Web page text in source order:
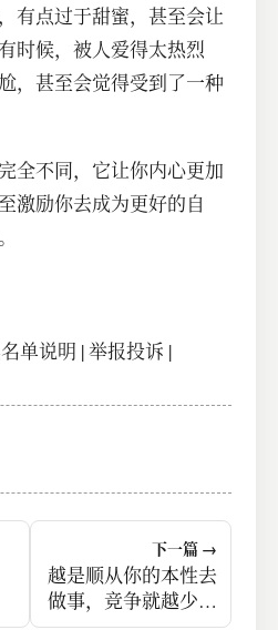
有点过于甜蜜，甚至会让
时候，被人爱得太热烈
，甚至会觉得受到了一种
全不同，它让你内心更加
激励你去成为更好的自
单说明 |举报投诉 |
下一篇 →
越是顺从你的本性去
做事，竞争就越少。